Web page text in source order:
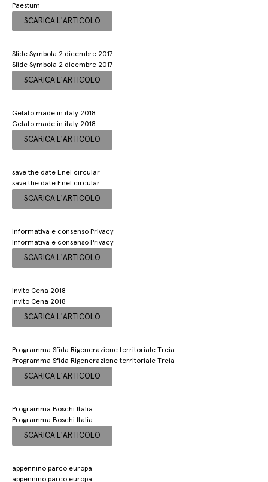
Paestum
SCARICA L'ARTICOLO
Slide Symbola 2 dicembre 2017
Slide Symbola 2 dicembre 2017
SCARICA L'ARTICOLO
Gelato made in italy 2018
Gelato made in italy 2018
SCARICA L'ARTICOLO
save the date Enel circular
save the date Enel circular
SCARICA L'ARTICOLO
Informativa e consenso Privacy
Informativa e consenso Privacy
SCARICA L'ARTICOLO
Invito Cena 2018
Invito Cena 2018
SCARICA L'ARTICOLO
Programma Sfida Rigenerazione territoriale Treia
Programma Sfida Rigenerazione territoriale Treia
SCARICA L'ARTICOLO
Programma Boschi Italia
Programma Boschi Italia
SCARICA L'ARTICOLO
appennino parco europa
appennino parco europa